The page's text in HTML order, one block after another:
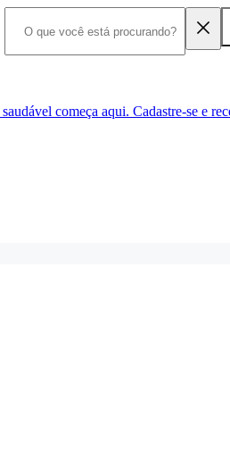
começa aqui. Cadastre-se e